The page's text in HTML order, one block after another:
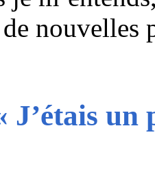
nouvelles
J’étais un